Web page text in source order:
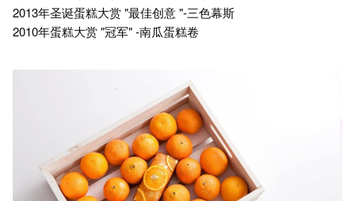
2013年圣诞蛋糕大赏 "最佳创意 "-三色幕斯
2010年蛋糕大赏 "冠军" -南瓜蛋糕卷